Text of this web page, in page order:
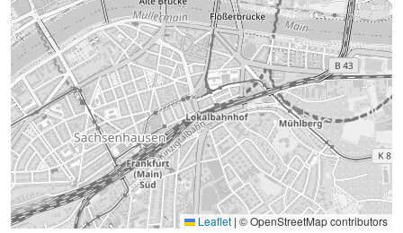
Leaflet | © OpenStreetMap contributors